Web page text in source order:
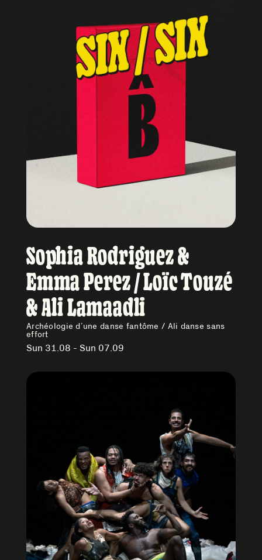
Sophia Rodriguez &
Emma Perez / Loïc Touzé
& Ali Lamaadli
Archéologie d’une danse fantôme / Ali danse sans
effort
Sun 31.08 - Sun 07.09